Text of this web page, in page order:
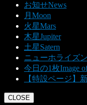
お知せNews
月 Moon
火星Mars
木星Jupiter
土星Satern
ニューホライズ
今日の1枚Image
【特設ページ】
CLOSE